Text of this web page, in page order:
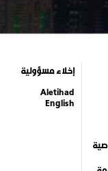
إخلاء مسؤولية
Aletihad
English